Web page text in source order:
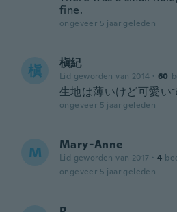
fine.
ongeveer 5 jaar geleden
槇 槇紀
Lid geworden van 2014 · 60
生地は薄いけど可愛い
ongeveer 5 jaar geleden
M Mary-Anne
Lid geworden van 2017 · 4
ongeveer 5 jaar geleden